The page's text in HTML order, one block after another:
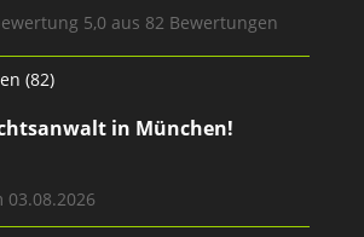
5,0 aus 82 Bewertungen
(82)
in München!
03.08.2026